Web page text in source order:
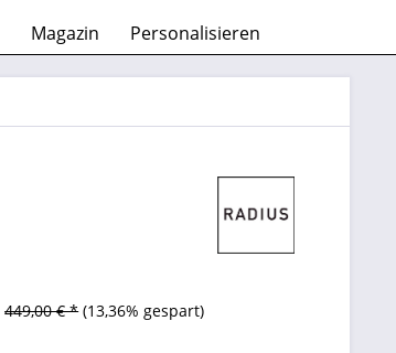
Magazin Personalisieren
449,00 € * (13,36% gespart)